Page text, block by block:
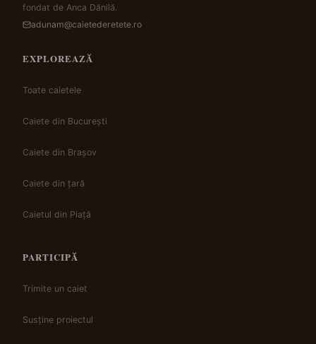
fondat de Anca Dănilă.
adunam@caietederetete.ro
EXPLOREAZĂ
Toate caietele
Caiete din București
Caiete din Brașov
Caiete din țară
Caietul din Piață
PARTICIPĂ
Trimite un caiet
Susține proiectul